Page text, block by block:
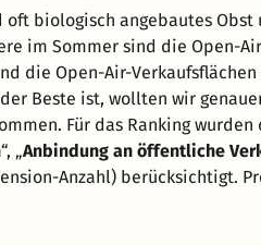
biologisch angebautes Obst
im Sommer sind die Open-
die Open-Air-
Beste ist, wollten wir
Für das Ranking wurden
“, „Anbindung an öffentliche
Anzahl) berücksichtigt.